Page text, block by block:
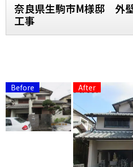
Home
雨漏りについて 雨
ヨネヤがお客様から選ばれる10の
理由
リ
ア
奈良県生駒市M様邸 外
工事